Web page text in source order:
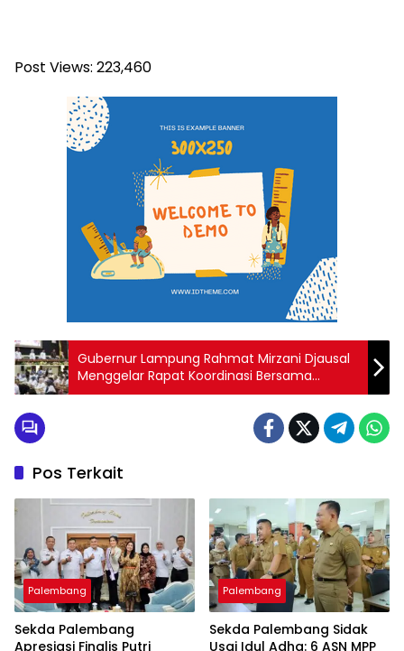
Post Views: 223,460
Gubernur Lampung Rahmat Mirzani Djausal
Menggelar Rapat Koordinasi Bersama
Bupati/Walikota Se Provinsi Lampung
Pos Terkait
Palembang
Sekda Palembang
Apresiasi Finalis Putri
Palembang
Sekda Palembang Sidak
Usai Idul Adha: 6 ASN MPP